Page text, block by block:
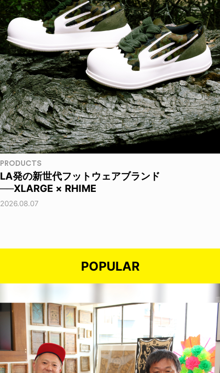
PRODUCTS
LA発の新世代フットウェアブランド
──XLARGE × RHIME
2026.08.07
POPULAR